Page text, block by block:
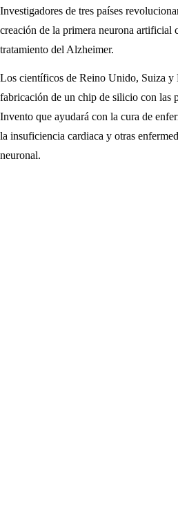
Investigadores de tres países
creación de la primera neurona artificial
tratamiento del Alzheimer.
Los científicos de Reino Unido, Suiza y
fabricación de un chip de silicio con las
Invento que ayudará con la cura de
la insuficiencia cardiaca y otras
neuronal.